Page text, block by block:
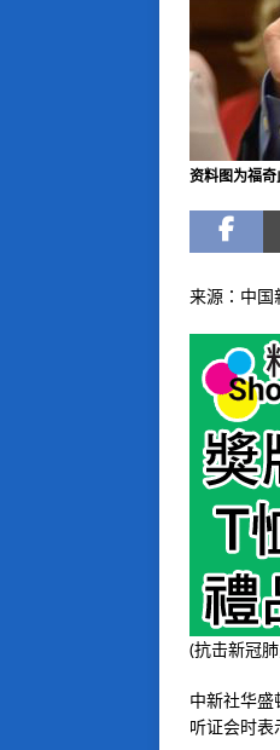
资料图为福
来源：中国
(抗击新冠
中新社华
听证会时表